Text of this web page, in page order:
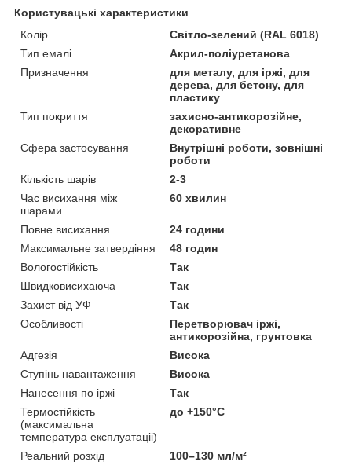
Користувацькі характеристики
Колір
Світло-зелений (RAL 6018)
Тип емалі
Акрил-поліуретанова
Призначення
для металу, для іржі, для
дерева, для бетону, для
пластику
Тип покриття
захисно-антикорозійне,
декоративне
Сфера застосування
Внутрішні роботи, зовнішні
роботи
Кількість шарів
2-3
Час висихання між
шарами
60 хвилин
Повне висихання
24 години
Максимальне затвердіння
48 годин
Вологостійкість
Так
Швидковисихаюча
Так
Захист від УФ
Так
Особливості
Перетворювач іржі,
антикорозійна, грунтовка
Адгезія
Висока
Ступінь навантаження
Висока
Нанесення по іржі
Так
Термостійкість
(максимальна
температура експлуатаціі)
до +150°С
Реальний розхід
100–130 мл/м²